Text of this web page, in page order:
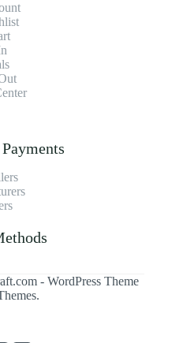
- WordPress Theme
.